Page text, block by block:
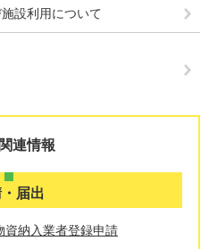
設利用について
関連情報
届出
資納入業者登録申請